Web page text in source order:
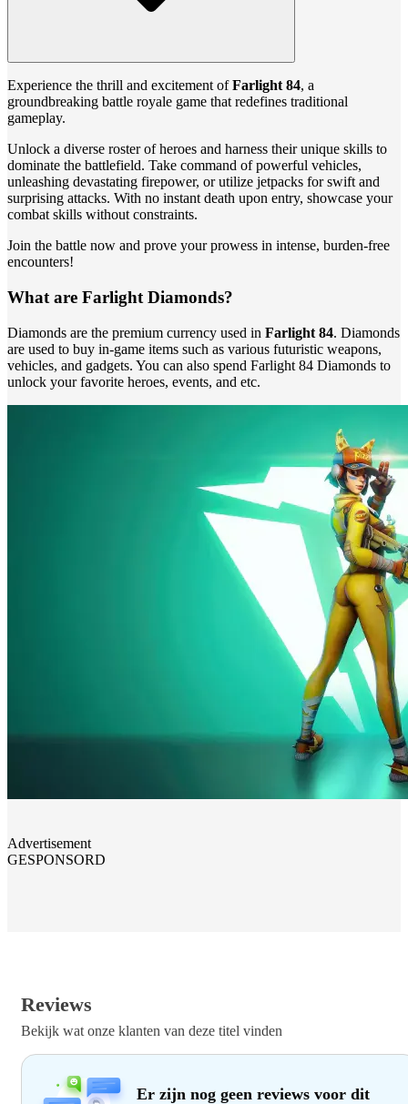
Experience the thrill and excitement ofFarlight 84, a
groundbreaking battle royale game that redefines traditional
gameplay.
Unlock a diverse roster of heroes and harness their unique skills to
dominate the battlefield. Take command of powerful vehicles,
unleashing devastating firepower, or utilize jetpacks for swift and
surprising attacks. With no instant death upon entry, showcase your
combat skills without constraints.
Join the battle now and prove your prowess in intense, burden-free
encounters!
What are Farlight Diamonds?
Diamonds are the premium currency used in Farlight 84. Diamonds
are used to buy in-game items such as various futuristic weapons,
vehicles, and gadgets. You can also spend Farlight 84 Diamonds to
unlock your favorite heroes, events, and etc.
Advertisement
GESPONSORD
Reviews
Bekijk wat onze klanten van deze titel vinden
Er zijn nog geen reviews voor dit